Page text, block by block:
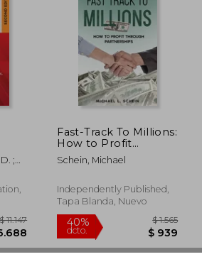
$ 3.122 dcto.
;
Fast-Track To Millions:
How to Profit
Through
Partnerships (en
Schein, Michael
Independently Published,
Tapa Blanda, Nuevo